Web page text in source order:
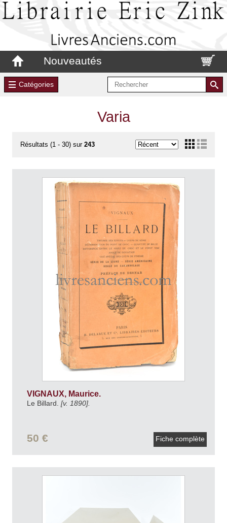
Nouveautés
Catégories
Varia
Résultats (1 - 30) sur 243
VIGNAUX, Maurice.
Le Billard. [v. 1890].
50 € Fiche complète